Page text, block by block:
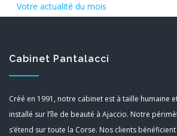
Votre actualité du mois
Cabinet Pantalacci
Créé en 1991, notre cabinet est à taille humaine
installé sur l’île de beauté à Ajaccio. Notre
s’étend sur toute la Corse. Nos clients